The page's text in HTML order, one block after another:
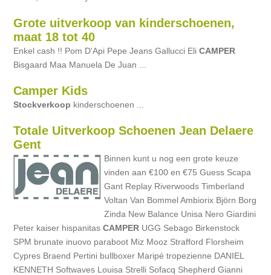
Grote uitverkoop van kinderschoenen,
maat 18 tot 40
Enkel cash !! Pom D'Api Pepe Jeans Gallucci EliCAMPER
Bisgaard Maa Manuela De Juan ...
Camper Kids
Stockverkoop kinderschoenen ...
Totale Uitverkoop Schoenen Jean Delaere
Gent
Binnen kunt u nog een grote keuze
vinden aan €100 en €75 Guess Scapa
Gant Replay Riverwoods Timberland
Voltan Van Bommel Ambiorix Björn Borg
Zinda New Balance Unisa Nero Giardini
Peter kaiser hispanitasCAMPER UGG Sebago Birkenstock
SPM brunate inuovo paraboot Miz Mooz Strafford Florsheim
Cypres Braend Pertini bullboxer Maripé tropezienne DANIEL
KENNETH Softwaves Louisa Strelli Sofacq Shepherd Gianni